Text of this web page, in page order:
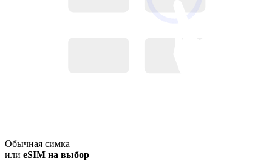
Обычная симка
или eSIM на выбор